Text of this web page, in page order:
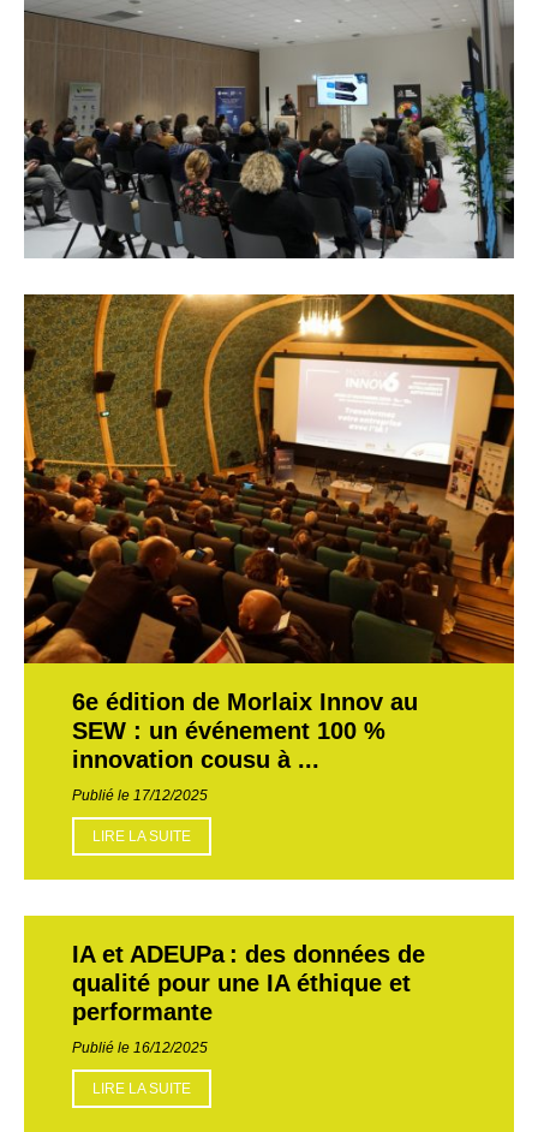
6e édition de Morlaix Innov au
SEW : un événement 100 %
innovation cousu à ...
Publié le 17/12/2025
LIRE LA SUITE
IA et ADEUPa : des données de
qualité pour une IA éthique et
performante
Publié le 16/12/2025
LIRE LA SUITE